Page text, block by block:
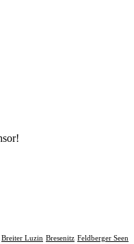
Breiter Luzin Bresenitz Feldberger Seen